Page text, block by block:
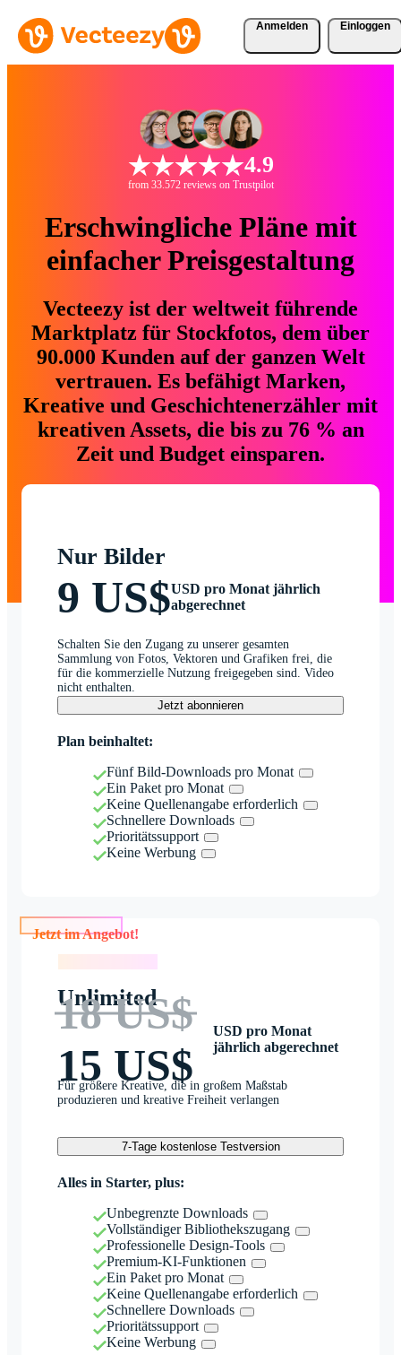
Anmelden Einloggen
4.9
from 33.572 reviews on Trustpilot
Erschwingliche Pläne mit
einfacher Preisgestaltung
Vecteezy ist der weltweit führende
Marktplatz für Stockfotos, dem über
90.000 Kunden auf der ganzen Welt
vertrauen. Es befähigt Marken,
Kreative und Geschichtenerzähler mit
kreativen Assets, die bis zu 76 % an
Zeit und Budget einsparen.
Nur Bilder
9 US$USD pro Monat jährlich
abgerechnet
Schalten Sie den Zugang zu unserer gesamten
Sammlung von Fotos, Vektoren und Grafiken frei, die
für die kommerzielle Nutzung freigegeben sind. Video
nicht enthalten.
Jetzt abonnieren
Plan beinhaltet:
Fünf Bild-Downloads pro Monat
Ein Paket pro Monat
Keine Quellenangabe erforderlich
Schnellere Downloads
Prioritätssupport
Keine Werbung
Jetzt im Angebot!
Unlimited
18 US$
15 US$
USD pro Monat
jährlich abgerechnet
Für größere Kreative, die in großem Maßstab
produzieren und kreative Freiheit verlangen
7-Tage kostenlose Testversion
Alles in Starter, plus:
Unbegrenzte Downloads
Vollständiger Bibliothekszugang
Professionelle Design-Tools
Premium-KI-Funktionen
Ein Paket pro Monat
Keine Quellenangabe erforderlich
Schnellere Downloads
Prioritätssupport
Keine Werbung